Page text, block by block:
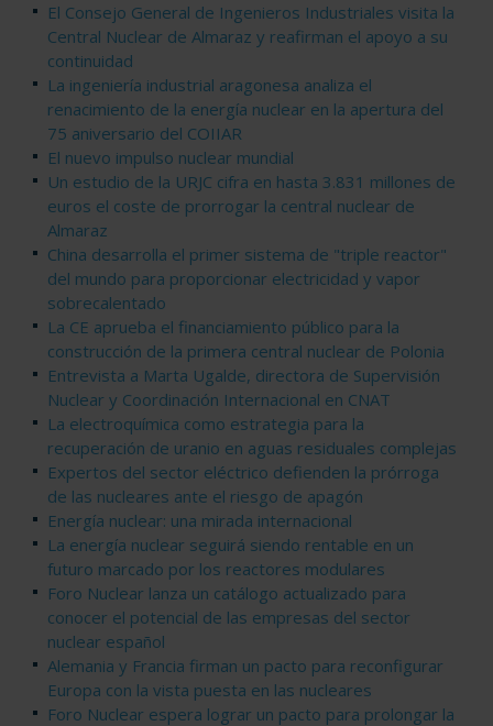
El Consejo General de Ingenieros Industriales visita la
Central Nuclear de Almaraz y reafirman el apoyo a su
continuidad
La ingeniería industrial aragonesa analiza el
renacimiento de la energía nuclear en la apertura del
75 aniversario del COIIAR
El nuevo impulso nuclear mundial
Un estudio de la URJC cifra en hasta 3.831 millones de
euros el coste de prorrogar la central nuclear de
Almaraz
China desarrolla el primer sistema de "triple reactor"
del mundo para proporcionar electricidad y vapor
sobrecalentado
La CE aprueba el financiamiento público para la
construcción de la primera central nuclear de Polonia
Entrevista a Marta Ugalde, directora de Supervisión
Nuclear y Coordinación Internacional en CNAT
La electroquímica como estrategia para la
recuperación de uranio en aguas residuales complejas
Expertos del sector eléctrico defienden la prórroga
de las nucleares ante el riesgo de apagón
Energía nuclear: una mirada internacional
La energía nuclear seguirá siendo rentable en un
futuro marcado por los reactores modulares
Foro Nuclear lanza un catálogo actualizado para
conocer el potencial de las empresas del sector
nuclear español
Alemania y Francia firman un pacto para reconfigurar
Europa con la vista puesta en las nucleares
Foro Nuclear espera lograr un pacto para prolongar la